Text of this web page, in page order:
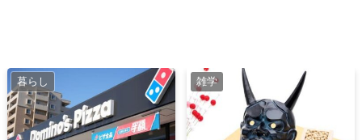
暮らし 雑学